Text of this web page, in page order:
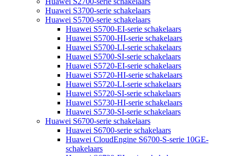
Huawei S3700-serie schakelaars
Huawei S5700-serie schakelaars
Huawei S5700-EI-serie schakelaars
Huawei S5700-HI-serie schakelaars
Huawei S5700-LI-serie schakelaars
Huawei S5700-SI-serie schakelaars
Huawei S5720-EI-serie schakelaars
Huawei S5720-HI-serie schakelaars
Huawei S5720-LI-serie schakelaars
Huawei S5720-SI-serie schakelaars
Huawei S5730-HI-serie schakelaars
Huawei S5730-SI-serie schakelaars
Huawei S6700-serie schakelaars
Huawei S6700-serie schakelaars
Huawei CloudEngine S6700-S-serie 10GE-
schakelaars